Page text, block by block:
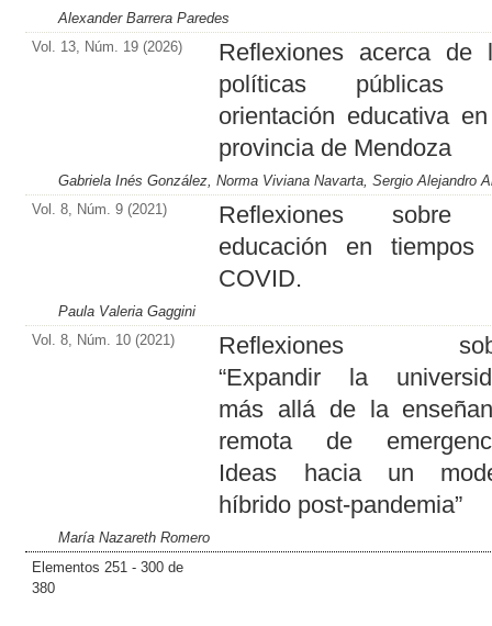
Alexander Barrera Paredes
Vol. 13, Núm. 19 (2026)
Reflexiones acerca de
políticas públicas
orientación educativa
provincia de Mendoza
Gabriela Inés González, Norma Viviana Navarta, Sergio Alejandro
Vol. 8, Núm. 9 (2021)
Reflexiones sobre
educación en tiempos
COVID.
Paula Valeria Gaggini
Vol. 8, Núm. 10 (2021)
Reflexiones
“Expandir la
más allá de la
remota de
Ideas hacia un
híbrido post-pandemia”
María Nazareth Romero
Elementos 251 - 300 de
380